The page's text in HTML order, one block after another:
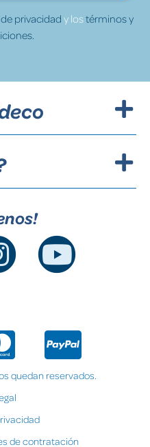
privacidad y lostérminos y
quedan reservados.
de contratación